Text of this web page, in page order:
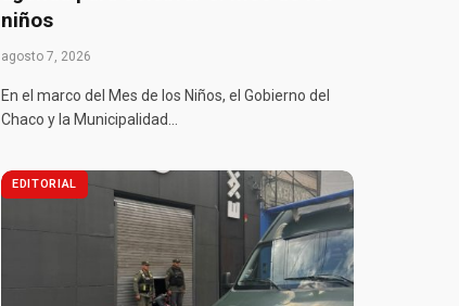
niños
agosto 7, 2026
En el marco del Mes de los Niños, el Gobierno del
Chaco y la Municipalidad…
EDITORIAL